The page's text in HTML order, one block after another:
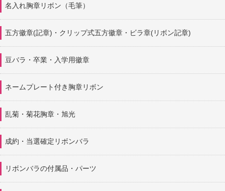
名入れ胸章リボン（毛筆）
五方徽章(記章)・ クリップ式五方徽章・ビラ章(リボン記章)
豆バラ・卒業・入学用徽章
ネームプレート付き胸章リボン
乱菊・菊花胸章・旭光
成約・当選確定リボンバラ
リボンバラの付属品・パーツ